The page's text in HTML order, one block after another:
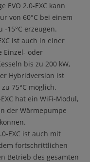
EVO 2.0-EXC kann
von 60°C bei einem
15°C erzeugen.
ist auch in einer
Einzel- oder
bis zu 200 kW,
Hybridversion ist
75°C möglich.
hat ein WiFi-Modul,
der Wärmepumpe
EXC ist auch mit
fortschrittlichen
Betrieb des gesamten